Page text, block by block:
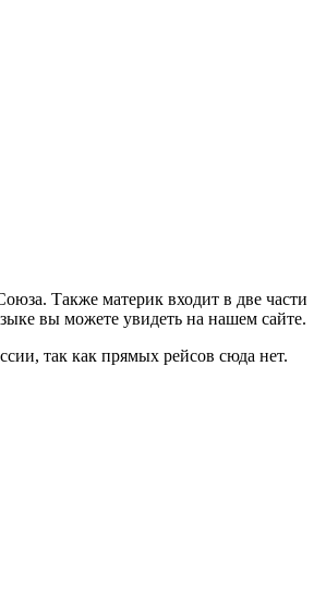
Также материк входит в две части
вы можете увидеть на нашем сайте.
так как прямых рейсов сюда нет.